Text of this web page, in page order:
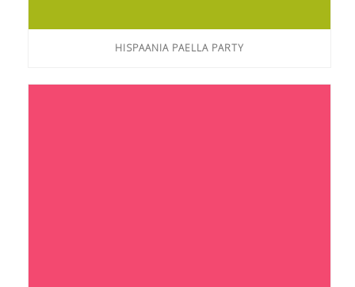
HISPAANIA PAELLA PARTY